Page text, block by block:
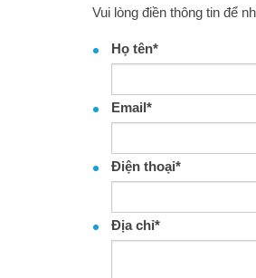
Vui lòng điền thông tin để
Họ tên*
Email*
Điện thoại*
Địa chỉ*